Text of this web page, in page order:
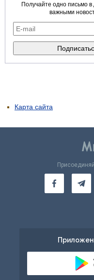
Получайте одно письмо
важными
Карта сайта